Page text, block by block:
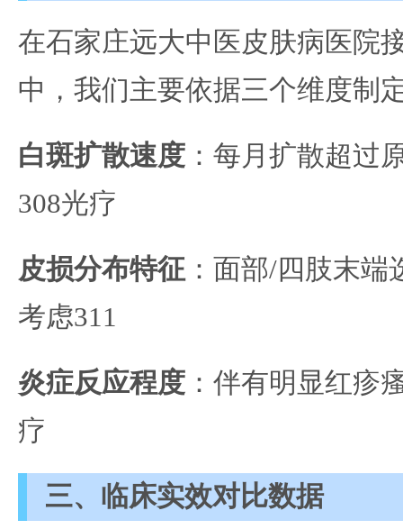
在石家庄远大中医皮肤病医院
中，我们主要依据三个维度制
白斑扩散速度 ：每月扩散超过
308光疗
皮损分布特征 ：面部/四肢末
考虑311
炎症反应程度 ：伴有明显红疹
疗
三、临床实效对比数据